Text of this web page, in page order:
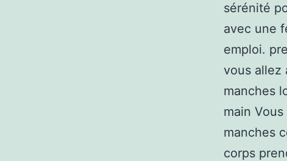
sérénité
avec une
emploi.
vous allez
manches
main
manches
corps